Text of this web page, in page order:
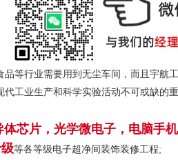
等行业需要用到无尘车间，而且宇
工业生产和科学实验活动不可或缺的重
体芯片，光学微电子，电脑手
等各等级电子超净间装饰装修工程;